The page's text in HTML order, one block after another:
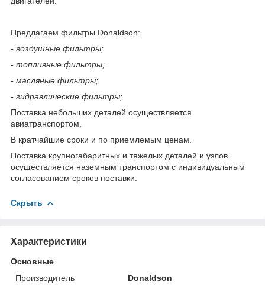
Предлагаем фильтры Donaldson:
- воздушные фильтры;
- топливные фильтры;
- масляные фильтры;
- гидравлические фильтры;
Поставка небольших деталей осуществляется
авиатранспортом.
В кратчайшие сроки и по приемлемым ценам.
Поставка крупногабаритных и тяжелых деталей и узлов
осуществляется наземным транспортом с индивидуальным
согласованием сроков поставки.
Скрыть
Характеристики
Основные
Производитель
Donaldson